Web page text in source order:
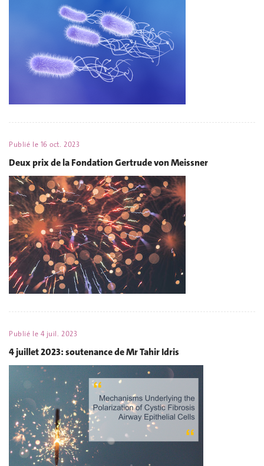
Publié le 16 oct. 2023
Deux prix de la Fondation Gertrude von Meissner
Publié le 4 juil. 2023
4 juillet 2023: soutenance de Mr Tahir Idris